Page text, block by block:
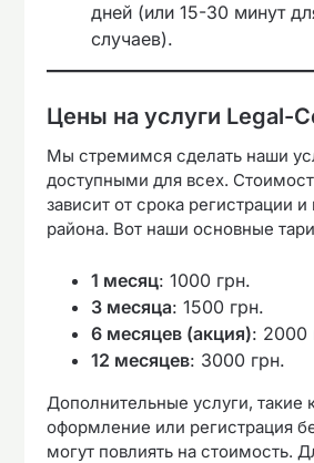
дней (или 15-30 минут
случаев).
Цены на услуги Legal-
Мы стремимся сделать наши
доступными для всех.
зависит от срока регистрации
района. Вот наши основные
1 месяц: 1000 грн.
3 месяца: 1500 грн.
6 месяцев (акция): 2000
12 месяцев: 3000 грн.
Дополнительные услуги, такие
оформление или регистрация
могут повлиять на стоимость.